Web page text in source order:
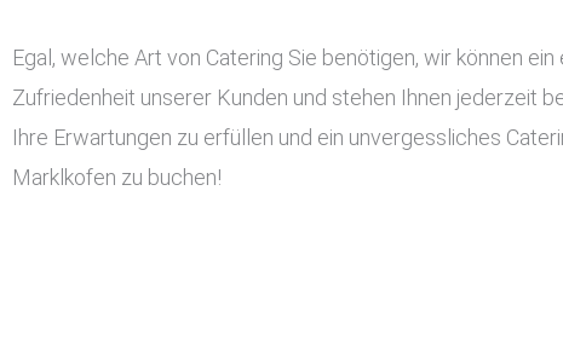
Egal, welche Art von Catering Sie benötigen, wir können
Zufriedenheit unserer Kunden und stehen Ihnen jederzeit
Ihre Erwartungen zu erfüllen und ein unvergessliches
Marklkofen zu buchen!